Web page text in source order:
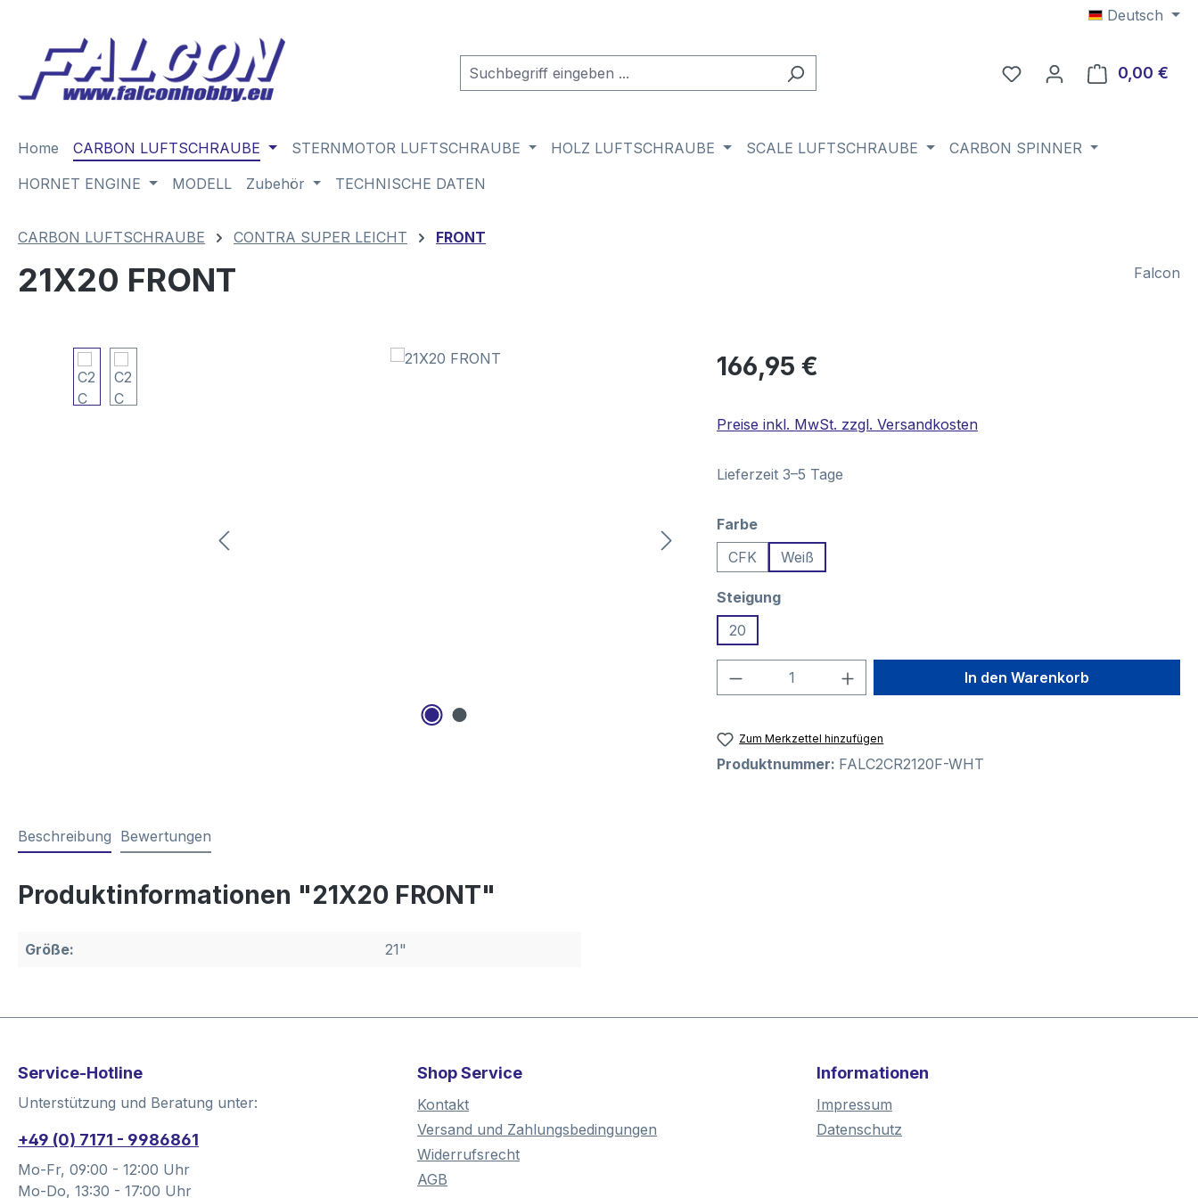
Deutsch
Du hast 0 Produkte auf
0,00 €
Home CARBON LUFTSCHRAUBE STERNMOTOR LUFTSCHRAUBE HOLZ LUFTSCHRAUBE SCALE LUFTSCHRAUBE
CARBON SPINNER
HORNET ENGINE
MODELL Zubehör TECHNISCHE DATEN
CARBON LUFTSCHRAUBE CONTRA SUPER LEICHT FRONT
21X20 FRONT Falcon
Bildergalerie überspringen Regulärer Preis:
166,95 €
Preise inkl. MwSt. zzgl. Versandkosten
Lieferzeit 3–5 Tage
Farbeauswählen
CFK
Weiß
Steigungauswählen
20
Produkt Anzahl: Gib den gewünschten Wert
In den Warenkorb
Zum Merkzettel hinzufügen
Produktnummer: FALC2CR2120F-WHT
Beschreibung Bewertungen
Produktinformationen "21X20 FRONT"
Größe: 21"
Service-Hotline
Unterstützung und Beratung unter:
+49 (0) 7171 - 9986861
Mo-Fr, 09:00 - 12:00 Uhr
Mo-Do, 13:30 - 17:00 Uhr
Shop Service
Kontakt
Versand und Zahlungsbedingungen
Widerrufsrecht
AGB
Informationen
Impressum
Datenschutz